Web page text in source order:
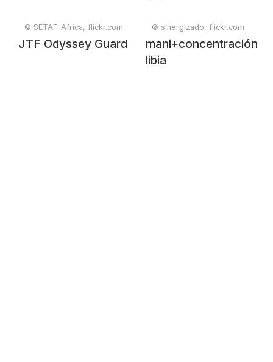
© SETAF-Africa, flickr.com
JTF Odyssey Guard
© sinergizado, flickr.com
mani+concentración
libia